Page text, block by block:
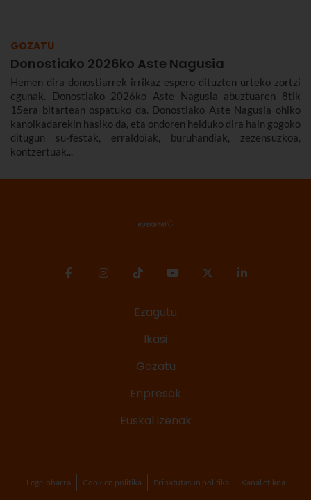
GOZATU
Donostiako 2026ko Aste Nagusia
Hemen dira donostiarrek irrikaz espero dituzten urteko zortzi
egunak. Donostiako 2026ko Aste Nagusia abuztuaren 8tik
15era bitartean ospatuko da. Donostiako Aste Nagusia ohiko
kanoikadarekin hasiko da, eta ondoren helduko dira hain gogoko
ditugun su-festak, erraldoiak, buruhandiak, zezensuzkoa,
kontzertuak...
Ezagutu
Ikasi
Gozatu
Enpresak
Euskal izenak
Lege-oharra Cookien politika Pribatutasun politika Kanal etikoa